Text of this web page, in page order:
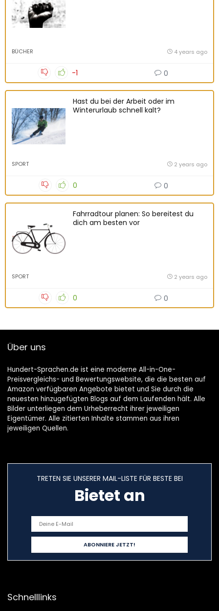
BÜCHER 4 years ago
-1 0
Hast du bei der Arbeit oder im
Winterurlaub schnell kalt?
SPORT 2 years ago
0 0
Fahrradtour planen: So bereitest du
dich am besten vor
SPORT 2 years ago
0 0
Über uns
Hundert-Sprachen.de ist eine moderne All-in-One-
Preisvergleichs- und Bewertungswebsite, die die besten auf
Amazon verfügbaren Angebote bietet und Sie durch die
neuesten hinzugefügten Blogs auf dem Laufenden hält. Alle
Bilder unterliegen dem Urheberrecht ihrer jeweiligen
Eigentümer. Alle zitierten Inhalte stammen aus ihren
jeweiligen Quellen.
TRETEN SIE UNSERER MAIL-LISTE FÜR BESTE BEI
Bietet an
Schnelllinks